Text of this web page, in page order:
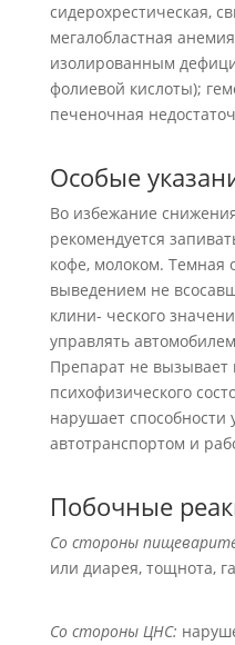
сидерохрестическая,
мегалобластная
изолированным
фолиевой кислоты);
печеночная
Особые
Во избежание
рекомендуется
кофе, молоком. Темная
выведением не
клини- ческого
управлять
Препарат не вызывает
психофизического
нарушает способности
автотранспортом и
Побочные
Со стороны
или диарея, тощнота,
Со стороны ЦНС: